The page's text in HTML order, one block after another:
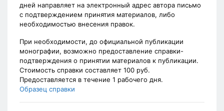
дней направляет на электронный адрес автора письмо
с подтверждением принятия материалов, либо
необходимостью внесения правок.
При необходимости, до официальной публикации
монографии, возможно предоставление справки-
подтверждения о принятии материалов к публикации.
Стоимость справки составляет 100 руб.
Предоставляется в течение 1 рабочего дня.
Образец справки